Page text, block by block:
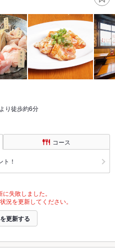
り徒歩約6分
コース
！
失敗しました。
況を更新してください。
更新する